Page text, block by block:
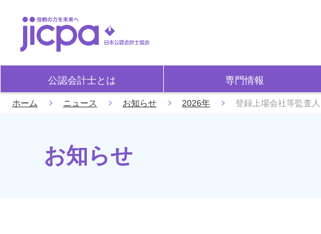
公認会計士とは 専門情報
ホーム ニュース お知らせ 2026年 登録上場会社等監査
お知らせ